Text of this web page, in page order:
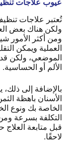
عيوب علاجات
تُعتبر علاجات
ولكن هناك بعض
ومن أكثر الأمور
العملية ويمكن
الموضعي، ولكن
الألم أو الحساسية.
بالإضافة إلى
الأسنان باهظة
الخاصة بك ونوع
التكلفة بسرعة
قبل متابعة العلاج
لاحقًا.